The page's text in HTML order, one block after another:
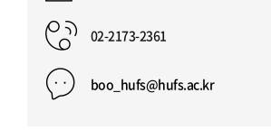
02-2173-2361
boo_hufs@hufs.ac.kr